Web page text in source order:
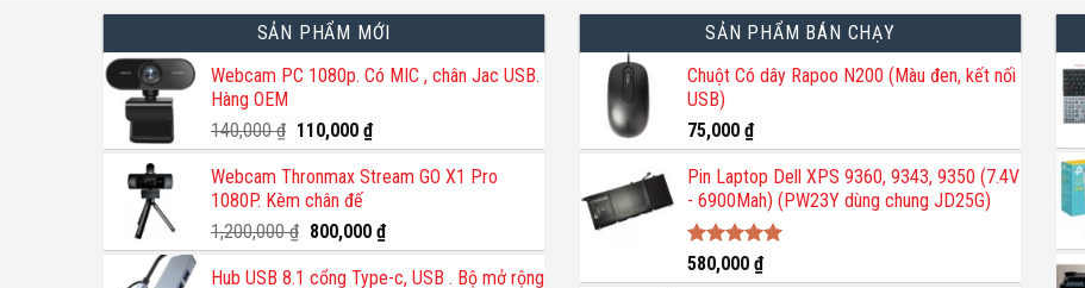
SẢN PHẨM MỚI
Webcam PC 1080p. Có MIC , chân Jac USB.
Hàng OEM
140,000₫ Giá
gốc
là:
140,000 ₫.
110,000 ₫Giá
hiện
tại
110,000 ₫.
Webcam Thronmax Stream GO X1 Pro
1080P. Kèm chân đế
1,200,000₫ Giá
gốc
là:
800,000 ₫Giá
hiện
tại
Hub USB 8.1 cổng Type-c, USB . Bộ mở rộng
SẢN PHẨM BÁN CHẠY
Chuột Có dây Rapoo N200 (Màu đen, kết nối
USB)
75,000 ₫
Pin Laptop Dell XPS 9360, 9343, 9350 (7.4V
- 6900Mah) (PW23Y dùng chung JD25G)
Được xếp
hạng5.00
580,000 ₫